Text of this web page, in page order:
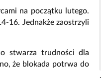
na początku lutego.
16. Jednakże zaostrzyli
stwarza trudności dla
że blokada potrwa do